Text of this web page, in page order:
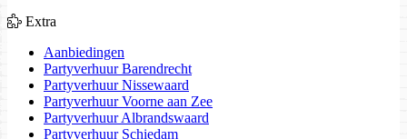
Extra
Aanbiedingen
Partyverhuur Barendrecht
Partyverhuur Nissewaard
Partyverhuur Voorne aan Zee
Partyverhuur Albrandswaard
Partyverhuur Schiedam